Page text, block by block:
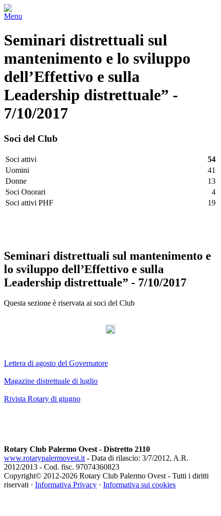
Menu
Seminari distrettuali sul
mantenimento e lo sviluppo
dell’Effettivo e sulla
Leadership distrettuale” -
7/10/2017
Soci del Club
Soci attivi
54
Uomini
41
Donne
13
Soci Onorari
4
Soci attivi PHF
19
Seminari distrettuali sul mantenimento e
lo sviluppo dell’Effettivo e sulla
Leadership distrettuale” - 7/10/2017
Questa sezione è riservata ai soci del Club
Kekeljevic.
Lettera di agosto del Governatore
Magazine distrettuale di luglio
Rivista Rotary di giugno
Rotary Club Palermo Ovest - Distretto 2110
www.rotarypalermovest.it- Data di rilascio: 3/7/2012, A.R.
2012/2013 - Cod. fisc. 97074360823
Copyright© 2012-2026 Rotary Club Palermo Ovest - Tutti i diritti
riservati · Informativa Privacy · Informativa sui cookies